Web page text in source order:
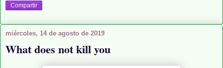
Compartir
miércoles, 14 de agosto de 2019
What does not kill you